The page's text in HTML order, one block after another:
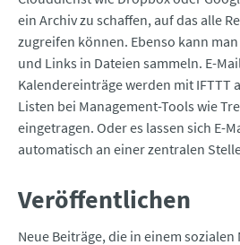
ein Archiv zu schaffen, auf das alle
zugreifen können. Ebenso kann
und Links in Dateien sammeln. E-
Kalendereinträge werden mit IFTTT
Listen bei Management-Tools wie
eingetragen. Oder es lassen sich E-
automatisch an einer zentralen
Veröffentlichen
Neue Beiträge, die in einem